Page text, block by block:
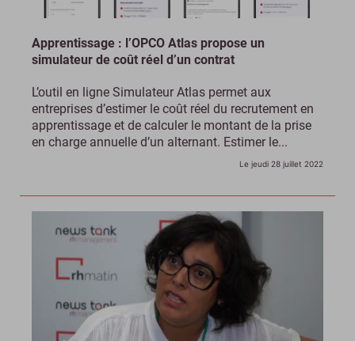
Apprentissage : l’OPCO Atlas propose un
simulateur de coût réel d’un contrat
L’outil en ligne Simulateur Atlas permet aux
entreprises d’estimer le coût réel du recrutement en
apprentissage et de calculer le montant de la prise
en charge annuelle d’un alternant. Estimer le...
Le jeudi 28 juillet 2022